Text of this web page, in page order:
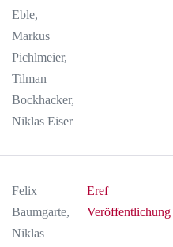
Eble,
Markus
Pichlmeier,
Tilman
Bockhacker,
Niklas Eiser
Felix
Baumgarte,
Niklas
Eref
Veröffentlichung